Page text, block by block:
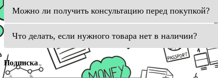
Можно ли получить консультацию перед покупкой?
Что делать, если нужного товара нет в наличии?
Подписка